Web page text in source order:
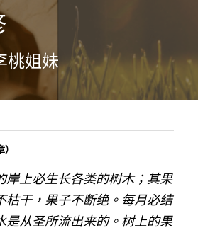
POWERED BY
桃姐妹
岸上必生长各类的树木；其果
枯干，果子不断绝。每月必结
是从圣所流出来的。树上的果